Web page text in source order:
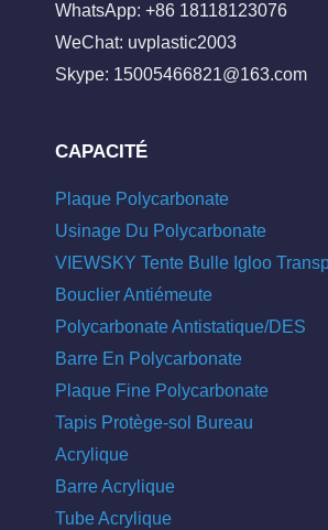
WhatsApp: +86 18118123076
WeChat: uvplastic2003
Skype: 15005466821@163.com
CAPACITÉ
Plaque Polycarbonate
Usinage Du Polycarbonate
VIEWSKY Tente Bulle Igloo
Bouclier Antiémeute
Polycarbonate Antistatique/DES
Barre En Polycarbonate
Plaque Fine Polycarbonate
Tapis Protège-sol Bureau
Acrylique
Barre Acrylique
Tube Acrylique